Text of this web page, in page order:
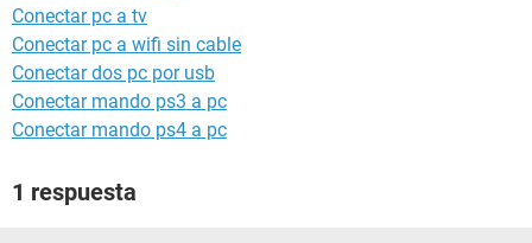
Conectar pc a tv
Conectar pc a wifi sin cable
Conectar dos pc por usb
Conectar mando ps3 a pc
Conectar mando ps4 a pc
1 respuesta